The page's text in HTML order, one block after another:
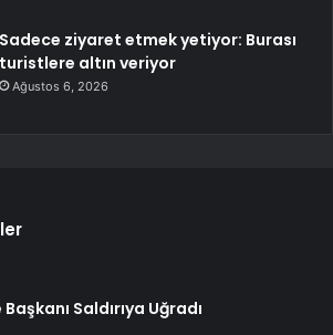
Sadece ziyaret etmek yetiyor: Burası
turistlere altın veriyor
Ağustos 6, 2026
Saldırıya Uğradı